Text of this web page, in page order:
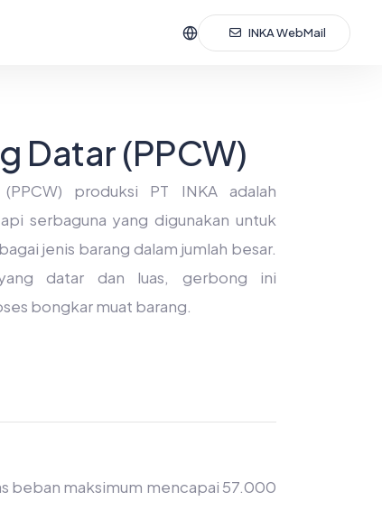
INKA WebMail
Datar (PPCW)
produksi PT INKA adalah
serbaguna yang digunakan untuk
jenis barang dalam jumlah besar.
datar dan luas, gerbong ini
bongkar muat barang.
beban maksimum mencapai 57.000